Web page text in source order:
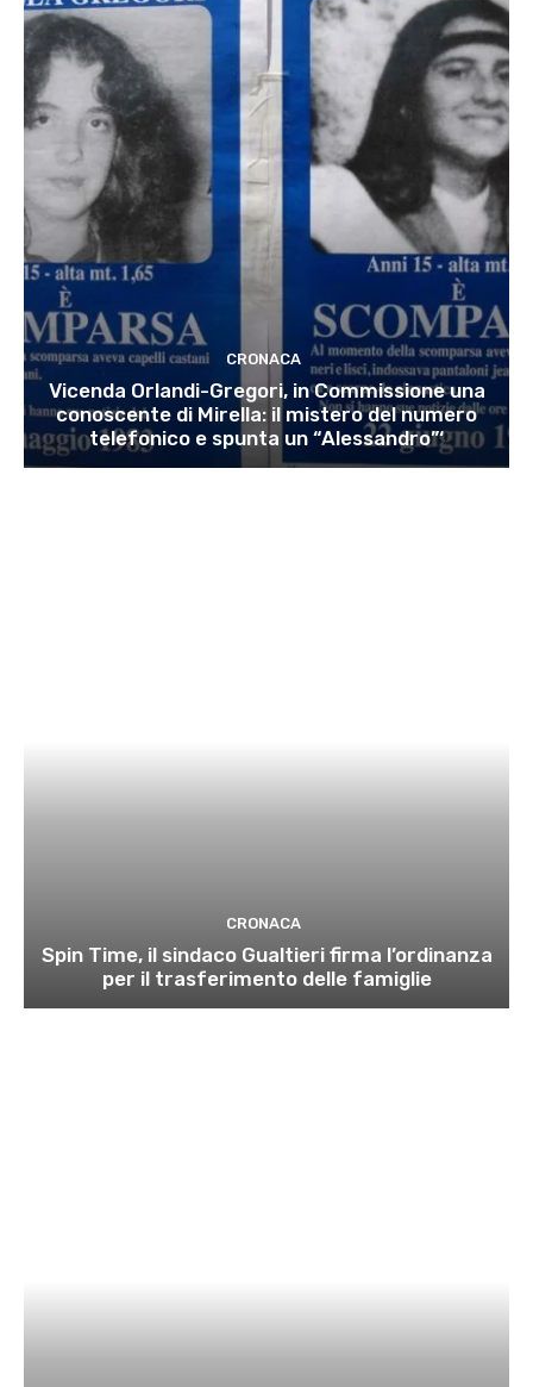
CRONACA
Vicenda Orlandi-Gregori, in Commissione una
conoscente di Mirella: il mistero del numero
telefonico e spunta un “Alessandro”‘
CRONACA
Spin Time, il sindaco Gualtieri firma l’ordinanza
per il trasferimento delle famiglie